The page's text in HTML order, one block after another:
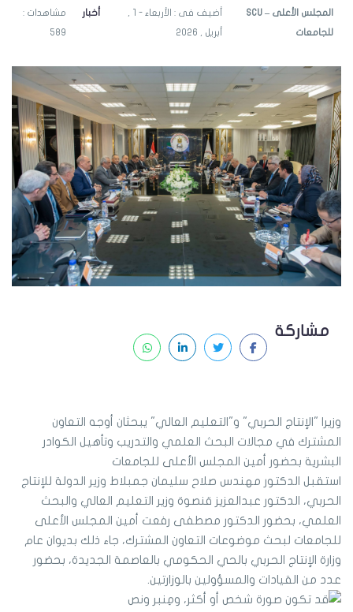
SCU – المجلس الأعلى
للجامعات أبريل , 2026
أخبار مشاهدات :
589
مشاركة
وزيرا "الإنتاج الحربي" و"التعليم العالي" يبحثان أوجه التعاون
المشترك في مجالات البحث العلمي والتدريب وتأهيل الكوادر
البشرية بحضور أمين المجلس الأعلى للجامعات
استقبل الدكتور مهندس صلاح سليمان جمبلاط وزير الدولة للإنتاج
الحربي، الدكتور عبدالعزيز قنصوة وزير التعليم العالي والبحث
العلمي، بحضور الدكتور مصطفى رفعت أمين المجلس الأعلى
للجامعات لبحث موضوعات التعاون المشترك، جاء ذلك بديوان عام
وزارة الإنتاج الحربي بالحي الحكومي بالعاصمة الجديدة، بحضور
عدد من القيادات والمسؤولين بالوزارتين.